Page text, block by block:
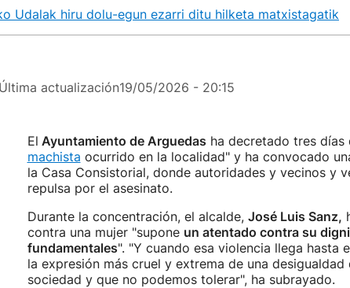
Udalak hiru dolu-egun ezarri ditu hilketa matxistagatik
Última actualización19/05/2026 - 20:15
El Ayuntamiento de Arguedas ha decretado tres días
machista ocurrido en la localidad" y ha convocado
la Casa Consistorial, donde autoridades y vecinos y
repulsa por el asesinato.
Durante la concentración, el alcalde, José Luis Sanz,
contra una mujer "supone un atentado contra su
fundamentales". "Y cuando esa violencia llega hasta
la expresión más cruel y extrema de una
sociedad y que no podemos tolerar", ha subrayado.